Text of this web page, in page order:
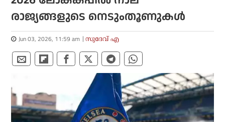
രാജ്യങ്ങളുടെ നെടുംതൂണുകള്‍
Jun 03, 2026, 11:59 am സുദേവ് എ